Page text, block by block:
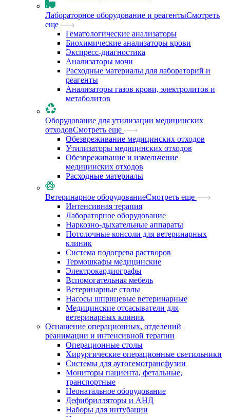
Лабораторное оборудование и реагентыСмотреть
еще
Гематологические анализаторы
Биохимические анализаторы крови
Экспресс-диагностика
Анализаторы мочи
Расходные материалы для лабораторий и
реагенты
Анализаторы газов крови, электролитов и
метаболитов
Оборудование для утилизации медицинских
отходовСмотреть еще
Обезвреживание медицинских отходов
Утилизаторы медицинских отходов
Обезвреживание и измельчение
медицинских отходов
Расходные материалы
Ветеринарное оборудованиеСмотреть еще
Интенсивная терапия
Лабораторное оборудование
Наркозно-дыхательные аппараты
Потолочные консоли для ветеринарных
клиник
Система подогрева растворов
Термошкафы медицинские
Электрокардиографы
Вспомогательная мебель
Ветеринарные столы
Насосы шприцевые ветеринарные
Медицинские отсасыватели для
ветеринарных клиник
Оснащение операционных, отделений
реанимации и интенсивной терапии
Операционные столы
Хирургические операционные светильники
Системы для аутогемотрансфузии
Мониторы пациента, фетальные,
транспортные
Неонатальное оборудование
Дефибрилляторы и АНД
Наборы для интубации